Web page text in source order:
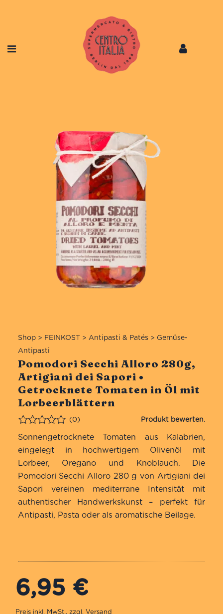
Shop> FEINKOST> Antipasti & Patés> Gemüse-
Antipasti
Pomodori Secchi Alloro 280g,
Artigiani dei Sapori •
Getrocknete Tomaten in Öl mit
Lorbeerblättern
Bewertet
(0)
Sonnengetrocknete Tomaten aus Kalabrien,
eingelegt in hochwertigem Olivenöl mit
Lorbeer, Oregano und Knoblauch. Die
Pomodori Secchi Alloro 280 g von Artigiani dei
Sapori vereinen mediterrane Intensität mit
authentischer Handwerkskunst – perfekt für
Antipasti, Pasta oder als aromatische Beilage.
6,95 €